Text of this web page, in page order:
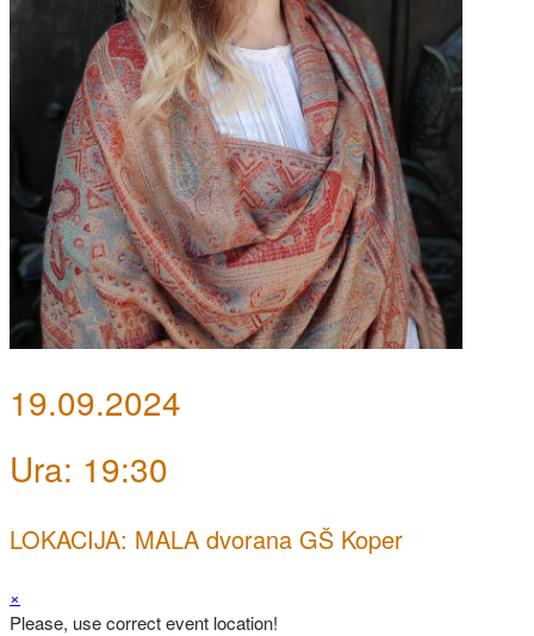
19.09.2024
Ura: 19:30
LOKACIJA: MALA dvorana GŠ Koper
×
Please, use correct event location!